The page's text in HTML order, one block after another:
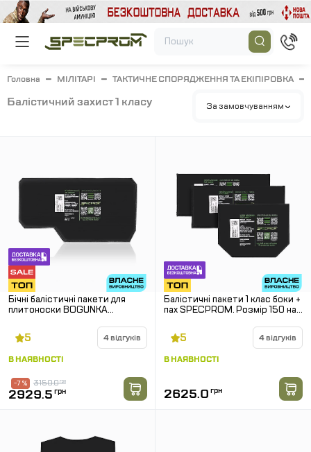
Головна МІЛІТАРІ ТАКТИЧНЕ СПОРЯДЖЕННЯ ТА ЕКІПІРОВКА
балістичний захист 1 класу За замовчуванням
Бічні балістичні пакети для
плитоноски BOGUNKA
класу захисту SPECPROM.
Комплект-2 шт.
5 4 відгуків
В НАЯВНОСТІ
3150.0грн
-7 %
2929.5 грн
Балістичні пакети 1 клас боки +
пах SPECPROM. Розмір 150 на
5 4 відгуків
В НАЯВНОСТІ
2625.0 грн